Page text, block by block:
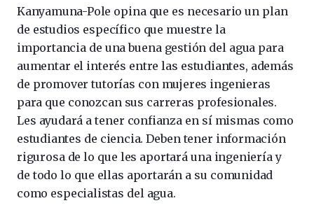
Kanyamuna-Pole opina que es necesario un plan
de estudios específico que muestre la
importancia de una buena gestión del agua para
aumentar el interés entre las estudiantes, además
de promover tutorías con mujeres ingenieras
para que conozcan sus carreras profesionales.
Les ayudará a tener confianza en sí mismas como
estudiantes de ciencia. Deben tener información
rigurosa de lo que les aportará una ingeniería y
de todo lo que ellas aportarán a su comunidad
como especialistas del agua.